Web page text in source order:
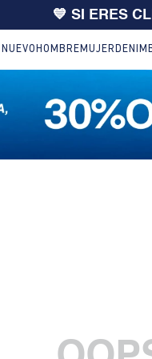
💙 SI ERES
NUEVO HOMBRE MUJER DENIM